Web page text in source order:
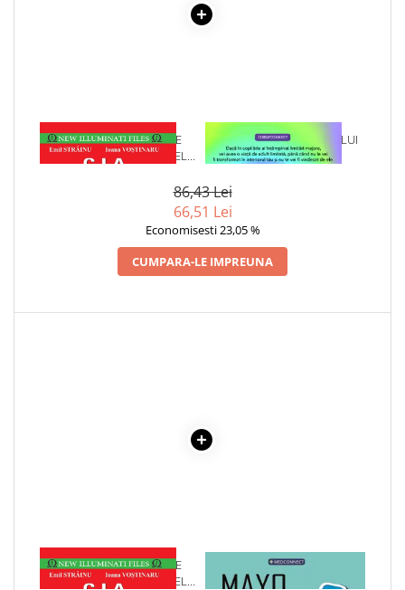
1 x CIA.TENTATIVELE DE
ASASINARE ALE LUI FIDEL
1 x VINDECAREA COPILULUI
INTERIOR
86,43 Lei
66,51 Lei
Economisesti 23,05 %
CUMPARA-LE IMPREUNA
1 x CIA.TENTATIVELE DE
ASASINARE ALE LUI FIDEL
1 x MAYO CLINIC. CARTEA
ESENTIALA DESPRE DIABETUL